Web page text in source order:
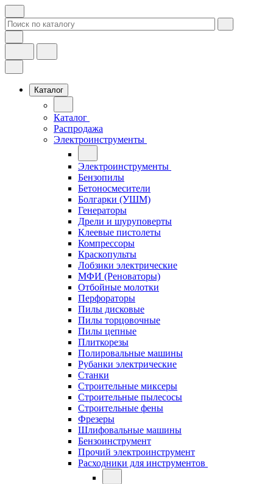
Каталог
Каталог
Распродажа
Электроинструменты
Электроинструменты
Бензопилы
Бетоносмесители
Болгарки (УШМ)
Генераторы
Дрели и шуруповерты
Клеевые пистолеты
Компрессоры
Краскопульты
Лобзики электрические
МФИ (Реноваторы)
Отбойные молотки
Перфораторы
Пилы дисковые
Пилы торцовочные
Пилы цепные
Плиткорезы
Полировальные машины
Рубанки электрические
Станки
Строительные миксеры
Строительные пылесосы
Строительные фены
Фрезеры
Шлифовальные машины
Бензоинструмент
Прочий электроинструмент
Расходники для инструментов